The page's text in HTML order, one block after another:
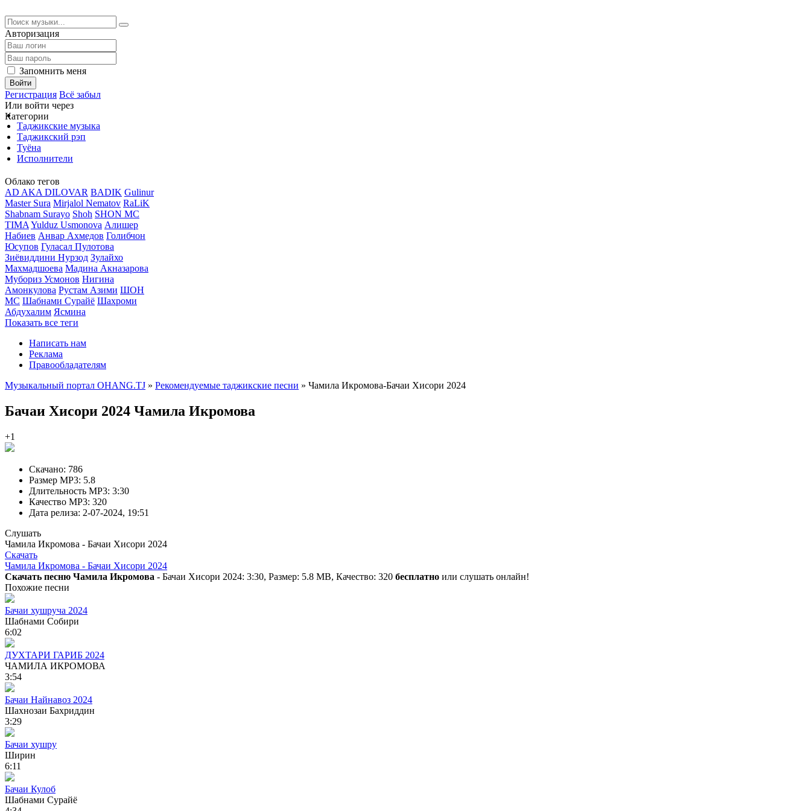
Авторизация
Запомнить меня
Войти
Регистрация Всё забыл
Или войти через
Категории
Таджикские музыка
Таджикский рэп
Туёна
Исполнители
Облако тегов
AD AKA DILOVAR BADIK Gulinur
Master Sura Mirjalol Nematov RaLiK
Shabnam Surayo Shoh SHON MC
TIMA Yulduz Usmonova Алишер
Набиев Анвар Ахмедов Голибчон
Юсупов Гуласал Пулотова
Зиёвиддини Нурзод Зулайхо
Махмадшоева Мадина Акназарова
Мубориз Усмонов Нигина
Амонкулова Рустам Азими ШОН
МС Шабнами Сурайё Шахроми
Абдухалим Ясмина
Показать все теги
Написать нам
Реклама
Правообладателям
Музыкальный портал OHANG.TJ » Рекомендуемые таджикские песни » Чамила Икромова-Бачаи Хисори 2024
Бачаи Хисори 2024 Чамила Икромова
+1
Скачано: 786
Размер MP3: 5.8
Длительность MP3: 3:30
Качество MP3: 320
Дата релиза: 2-07-2024, 19:51
Слушать
Чамила Икромова - Бачаи Хисори 2024
Скачать
Чамила Икромова - Бачаи Хисори 2024
Скачать песню Чамила Икромова - Бачаи Хисори 2024: 3:30, Размер: 5.8 MB, Качество: 320 бесплатно или слушать онлайн!
Похожие песни
Бачаи хушруча 2024
Шабнами Собири
6:02
ДУХТАРИ ГАРИБ 2024
ЧАМИЛА ИКРОМОВА
3:54
Бачаи Найнавоз 2024
Шахнозаи Бахриддин
3:29
Бачаи хушру
Ширин
6:11
Бачаи Кулоб
Шабнами Сурайё